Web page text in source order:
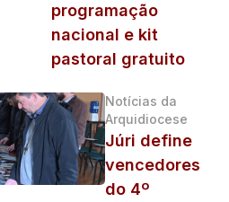
programação
nacional e kit
pastoral gratuito
Notícias da
Arquidiocese
Júri define
vencedores
do 4º